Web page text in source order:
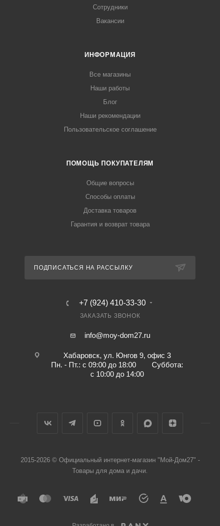
Сотрудники
Вакансии
ИНФОРМАЦИЯ
Все магазины
Наши работы
Блог
Наши рекомендации
Пользовательское соглашение
ПОМОЩЬ ПОКУПАТЕЛЯМ
Общие вопросы
Способы оплаты
Доставка товаров
Гарантия и возврат товара
ПОДПИСАТЬСЯ НА РАССЫЛКУ
+7 (924) 410-33-30
ЗАКАЗАТЬ ЗВОНОК
info@moy-dom27.ru
Хабаровск, ул. Юнгов 9, офис 3
Пн. - Пт.: с 09:00 до 18:00 Суббота:
с 10:00 до 14:00
2015-2026 © Официальный интернет-магазин "Мой-Дом27" -
Товары для дома и дачи.